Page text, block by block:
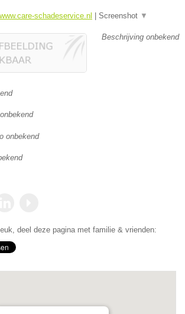
schadeservice.nl Screenshot ▼
Beschrijving onbekend
onbekend
deel deze pagina met familie & vrienden: